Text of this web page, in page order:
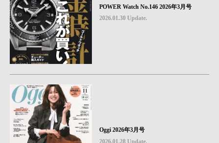
POWER Watch No.146 2026年3月号
2026.01.30 Update.
Oggi 2026年3月号
2026.01.28 Update.